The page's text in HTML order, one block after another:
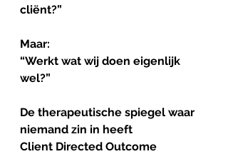
cliënt?”
Maar:
“Werkt wat wij doen eigenlijk
wel?”
De therapeutische spiegel waar
niemand zin in heeft
Client Directed Outcome